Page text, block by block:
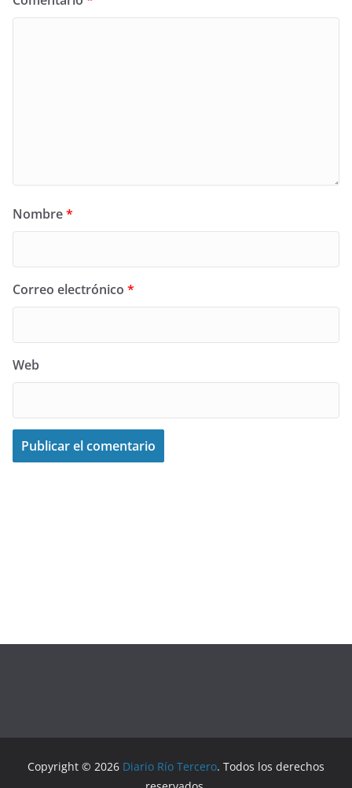
Nombre*
Correo electrónico *
Web
Copyright © 2026 Diario Río Tercero. Todos los derechos